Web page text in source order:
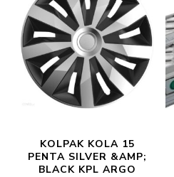
KOLPAK KOLA 15
PENTA SILVER &AMP;
BLACK KPL ARGO